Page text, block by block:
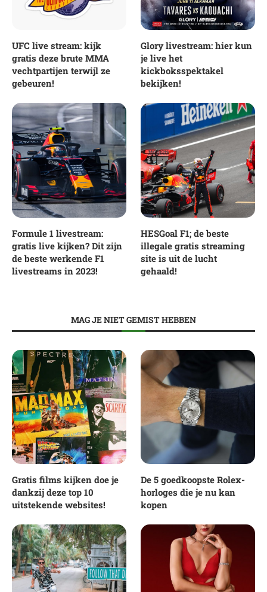
UFC live stream: kijk
gratis deze brute MMA
vechtpartijen terwijl ze
gebeuren!
Glory livestream: hier kun
je live het
kickboksspektakel
bekijken!
Formule 1 livestream:
gratis live kijken? Dit zijn
de beste werkende F1
livestreams in 2023!
HESGoal F1; de beste
illegale gratis streaming
site is uit de lucht
gehaald!
MAG JE NIET GEMIST HEBBEN
Gratis films kijken doe je
dankzij deze top 10
uitstekende websites!
De 5 goedkoopste Rolex-
horloges die je nu kan
kopen